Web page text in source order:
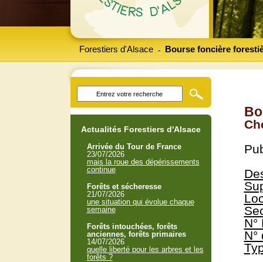
Forestiers d'Alsace Bourse foncière
-
N°
N°
Actualités Forestiers d'Alsace
Arrivée du Tour de France
23/07/2026
mais la roue des dépérissements
continue
Forêts et sécheresse
21/07/2026
une situation qui évolue chaque
semaine
Forêts intouchées, forêts
anciennes, forêts primaires
14/07/2026
quelle liberté pour les arbres et les
forêts ?